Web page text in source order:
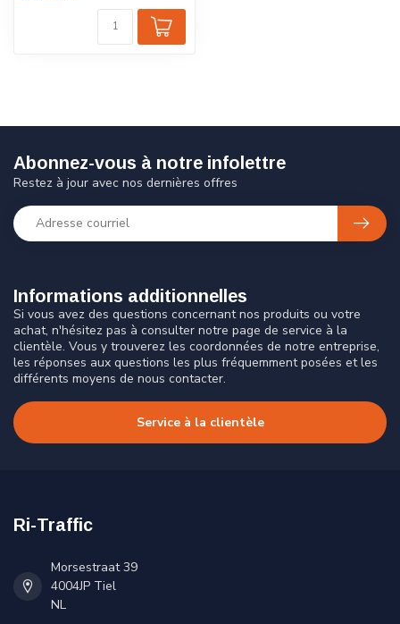
Informations additionnelles
Si vous avez des questions concernant nos produits ou votre
achat, n'hésitez pas à consulter notre page de service à la
clientèle. Vous y trouverez les coordonnées de notre entreprise,
les réponses aux questions les plus fréquemment posées et les
différents moyens de nous contacter.
Service à la clientèle
Abonnez-vous à notre infolettre
Restez à jour avec nos dernières offres
Ri-Traffic
Morsestraat 39
4004JP Tiel
NL